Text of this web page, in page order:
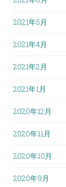
2021年5月
2021年4月
2021年2月
2021年1月
2020年12月
2020年11月
2020年10月
2020年9月